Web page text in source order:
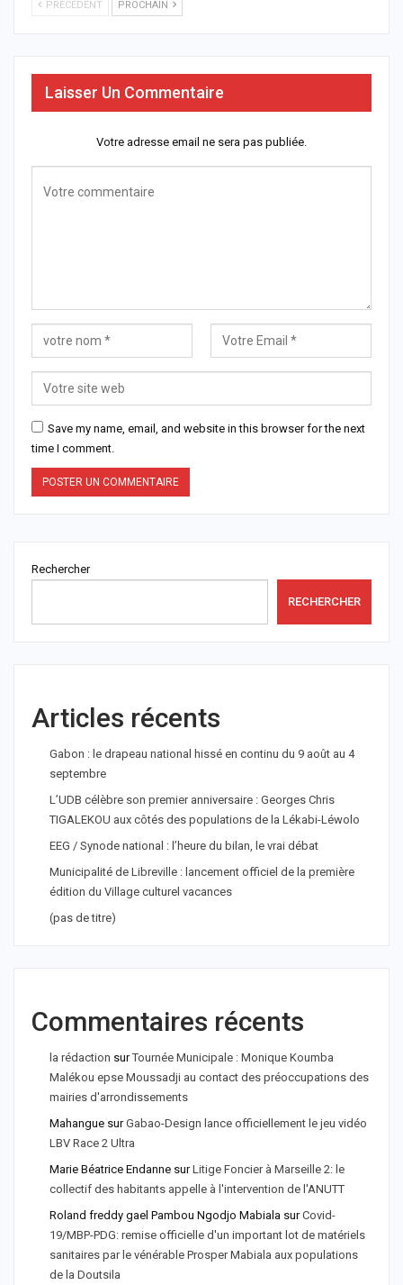
PRÉCÉDENT PROCHAIN
Laisser Un Commentaire
Votre adresse email ne sera pas publiée.
Save my name, email, and website in this browser for the next
time I comment.
Rechercher
RECHERCHER
Articles récents
Gabon : le drapeau national hissé en continu du 9 août au 4
septembre
L’UDB célèbre son premier anniversaire : Georges Chris
TIGALEKOU aux côtés des populations de la Lékabi-Léwolo
EEG / Synode national : l’heure du bilan, le vrai débat
Municipalité de Libreville : lancement officiel de la première
édition du Village culturel vacances
(pas de titre)
Commentaires récents
la rédaction surTournée Municipale : Monique Koumba
Malékou epse Moussadji au contact des préoccupations des
mairies d'arrondissements
Mahangue surGabao-Design lance officiellement le jeu vidéo
LBV Race 2 Ultra
Marie Béatrice Endanne surLitige Foncier à Marseille 2: le
collectif des habitants appelle à l'intervention de l'ANUTT
Roland freddy gael Pambou Ngodjo Mabiala surCovid-
19/MBP-PDG: remise officielle d'un important lot de matériels
sanitaires par le vénérable Prosper Mabiala aux populations
de la Doutsila